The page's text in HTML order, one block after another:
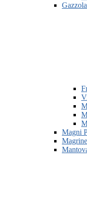
Magni